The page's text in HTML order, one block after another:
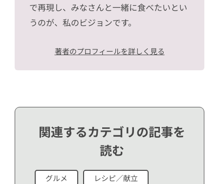
で再現し、みなさんと一緒に食べたいとい
うのが、私のビジョンです。
著者のプロフィールを詳しく見る
関連するカテゴリの記事を
読む
グルメ レシピ／献立